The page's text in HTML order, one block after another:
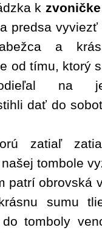
k
predsa vyviezť
a
od tímu, ktorý
na
dať do
zatiaľ
tombole
patrí obrovská
sumu
tomboly